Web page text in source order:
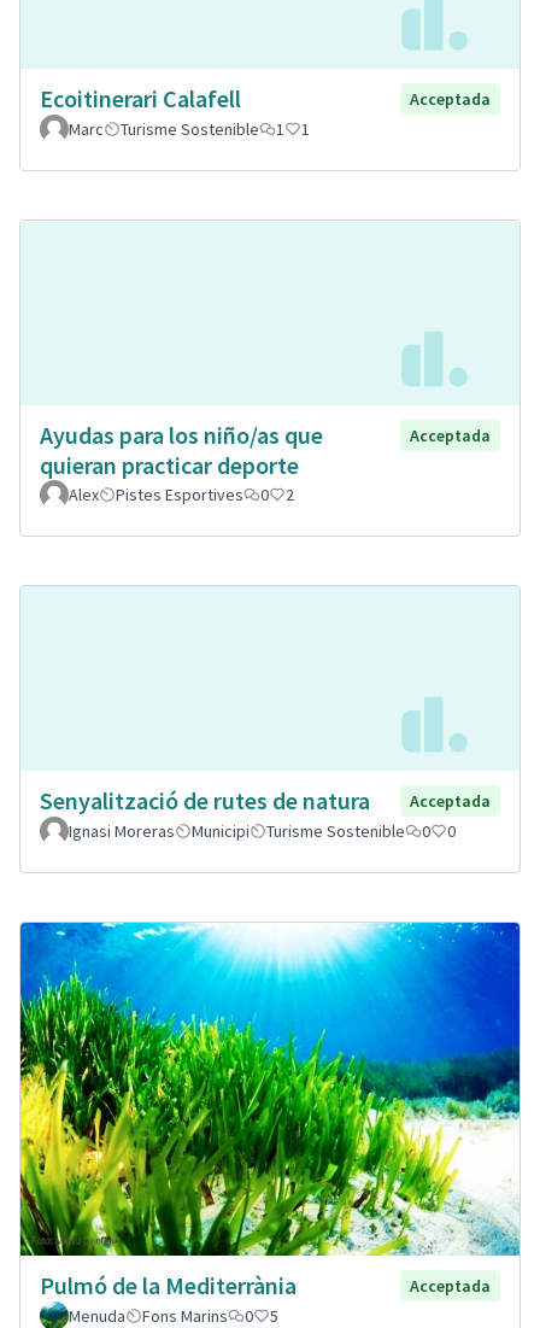
Ecoitinerari Calafell
Acceptada
Marc
Turisme Sostenible 1 1
Ayudas para los niño/as que
quieran practicar deporte
Acceptada
Alex Pistes Esportives 0 2
Senyalització de rutes de natura
Acceptada
Ignasi Moreras
Municipi Turisme Sostenible 0 0
Pulmó de la Mediterrània
Acceptada
Menuda
Fons Marins 0 5